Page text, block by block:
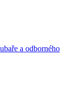
a odborného